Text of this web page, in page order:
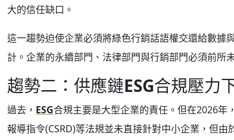
大的信任缺口。
這一趨勢迫使企業必須將綠色行銷話語權交還給數據
計。企業的永續部門、法律部門與行銷部門必須前所
趨勢二：供應鏈ESG合規壓力
過去， ESG合規主要是大型企業的責任。但在2026年
報導指令(CSRD)等法規並未直接針對中小企業，但